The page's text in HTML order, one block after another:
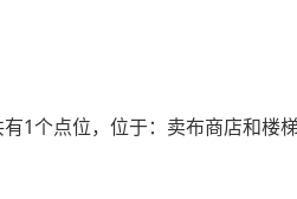
1个点位，位于：卖布商店和楼